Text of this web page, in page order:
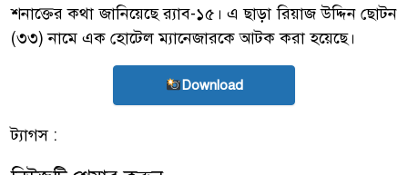
শনাক্তের কথা জানিয়েছে র‌্যাব-১৫। এ ছাড়া রিয়াজ উদ্দিন ছোটন
(৩৩) নামে এক হোটেল ম্যানেজারকে আটক করা হয়েছে।
Download
ট্যাগস :